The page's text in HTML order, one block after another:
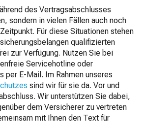
des Vertragsabschlusses
sondern in vielen Fällen auch noch
Für diese Situationen stehen
qualifizierten
zur Verfügung. Nutzen Sie bei
Servicehotline oder
per E-Mail. Im Rahmen unseres
sind wir für sie da. Vor und
Wir unterstützen Sie dabei,
dem Versicherer zu vertreten
mit Ihnen den Text für